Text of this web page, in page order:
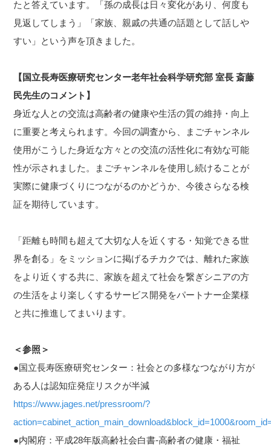
たと答えています。「孫の成長は日々変化があり、何度も
見返してしまう」「家族、親戚の共通の話題として話しや
すい」という声を頂きました。
【国立長寿医療研究センター老年社会科学研究部 室長 斎藤
民先生のコメント】
身近な人との交流は高齢者の健康や生活の質の維持・向上
に重要と考えられます。今回の調査から、まごチャンネル
使用がこうした身近な方々との交流の活性化に有効な可能
性が示されました。まごチャンネルを使用し続けることが
実際に健康づくりにつながるのかどうか、今後さらなる検
証を期待しています。
「距離も時間も超えて大切な人を近くする・知覚できる世
界を創る」をミッションに掲げるチカクでは、離れた家族
をより近くする共に、家族を超えて社会を繋ぎシニアの方
の生活をより楽しくするサービス開発をパートナー企業様
と共に推進してまいります。
＜参照＞
●国立長寿医療研究センター：社会との多様なつながり方が
ある人は認知症発症リスクが半減
https://www.jages.net/pressroom/?
●内閣府：平成28年版高齢社会白書-高齢者の健康・福祉